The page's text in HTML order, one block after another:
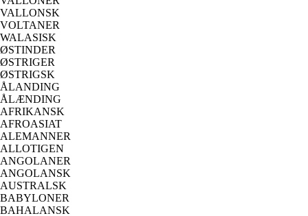
VALLONSK
VOLTANER
WALASISK
ØSTINDER
ØSTRIGER
ØSTRIGSK
ÅLANDING
ÅLÆNDING
AFRIKANSK
AFROASIAT
ALEMANNER
ALLOTIGEN
ANGOLANER
ANGOLANSK
AUSTRALSK
BABYLONER
BAHALANSK